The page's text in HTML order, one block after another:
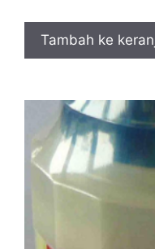
Tambah ke